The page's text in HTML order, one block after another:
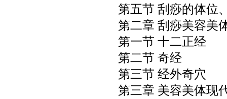
第五节 刮痧的体位
第二章 刮痧美容美
第一节 十二正经
第二节 奇经
第三节 经外奇穴
第三章 美容美体现